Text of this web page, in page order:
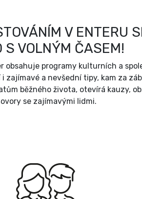
V ENTERU
S VOLNÝM ČASEM!
obsahuje programy kulturních a
i zajímavé a nevšední tipy, kam za
běžného života, otevírá kauzy,
se zajímavými lidmi.